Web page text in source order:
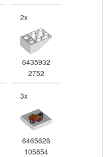
2x
6435932
2752
3x
6465626
105854